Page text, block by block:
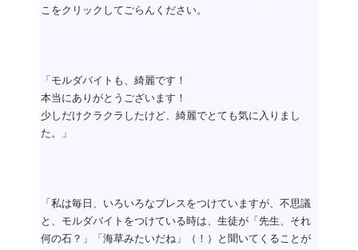
こをクリックしてごらんください。
「モルダバイトも、綺麗です！
本当にありがとうございます！
少しだけクラクラしたけど、綺麗でとても気に入りまし
た。」
「私は毎日、いろいろなブレスをつけていますが、不思議
と、モルダバイトをつけている時は、生徒が「先生、それ
何の石？」「海草みたいだね」（！）と聞いてくることが